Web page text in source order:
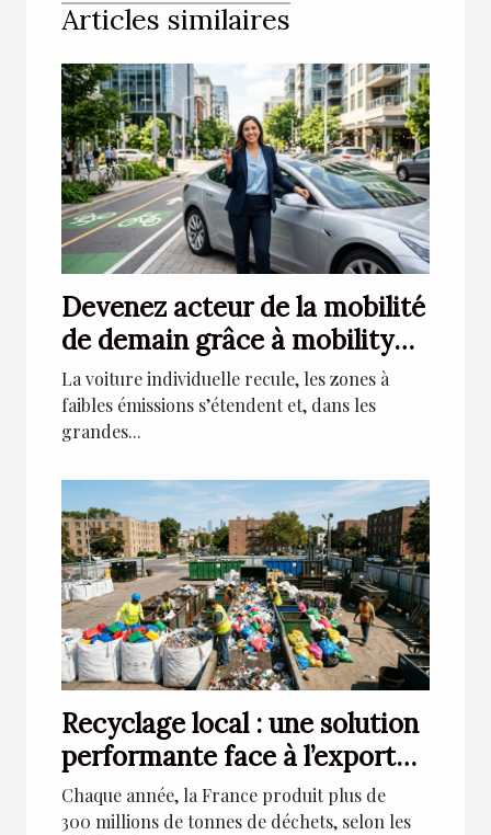
Articles similaires
Devenez acteur de la mobilité
de demain grâce à mobility
car sharing
La voiture individuelle recule, les zones à
faibles émissions s’étendent et, dans les
grandes...
Recyclage local : une solution
performante face à l’export
massif de déchets
Chaque année, la France produit plus de
300 millions de tonnes de déchets, selon les